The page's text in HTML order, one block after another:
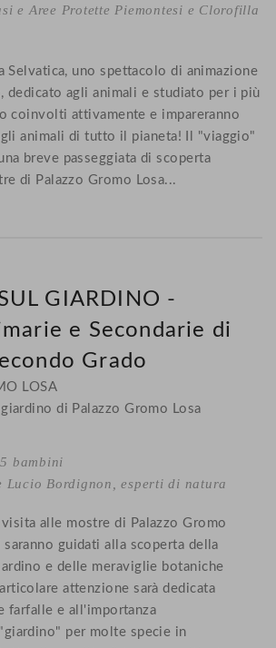
e Aree Protette Piemontesi e Clorofilla
Selvatica, uno spettacolo di animazione
dedicato agli animali e studiato per i più
coinvolti attivamente e impareranno
animali di tutto il pianeta! Il "viaggio"
breve passeggiata di scoperta
di Palazzo Gromo Losa...
GIARDINO -
e Secondarie di
Grado
LOSA
di Palazzo Gromo Losa
bambini
Lucio Bordignon, esperti di natura
alle mostre di Palazzo Gromo
saranno guidati alla scoperta della
e delle meraviglie botaniche
attenzione sarà dedicata
farfalle e all'importanza
per molte specie in